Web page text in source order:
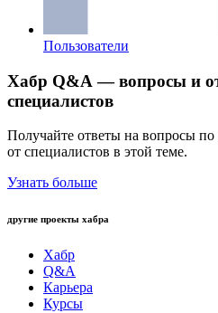
Пользователи
Хабр Q&A — вопросы и
специалистов
Получайте ответы на вопросы
от специалистов в этой теме.
Узнать больше
другие проекты хабра
Хабр
Q&A
Карьера
Курсы